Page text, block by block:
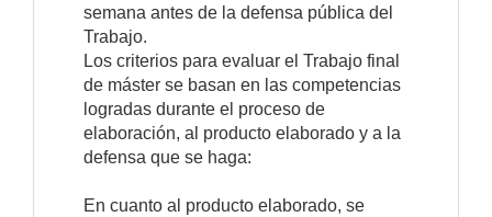
semana antes de la defensa pública del
Trabajo.
Los criterios para evaluar el Trabajo final
de máster se basan en las competencias
logradas durante el proceso de
elaboración, al producto elaborado y a la
defensa que se haga:
En cuanto al producto elaborado, se